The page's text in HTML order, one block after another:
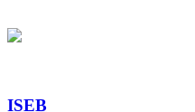
ISEB